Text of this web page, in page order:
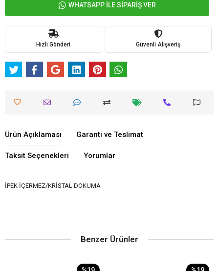
WHATSAPP İLE SİPARİŞ VER
Hızlı Gönderi Güvenli Alışveriş
Ürün Açıklaması Garanti ve Teslimat
Taksit Seçenekleri Yorumlar
İPEK İÇERMEZ/KRİSTAL DOKUMA
Benzer Ürünler